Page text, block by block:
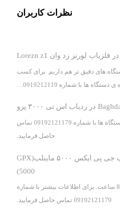
نظرات کاربران
در فلزیاب لورنز زد وان Lorezn z1
های دقیق تر هم داریم. برای کسب
ها با شماره 0919212119…
درردیاب اس تی ۳۰۰۰ پرو
برای اطلاع از قیمت دستگاه ها با شماره 09192121179 تماس
حاصل فرمایید.
فلزیاب جی پی ایکس ۵۰۰۰ ماینلب(GPX
5000)
سلام حداقل 8 ساعت. برای اطلاعات بیشتر با شماره
09192121179 تماس حاصل فرمایید.